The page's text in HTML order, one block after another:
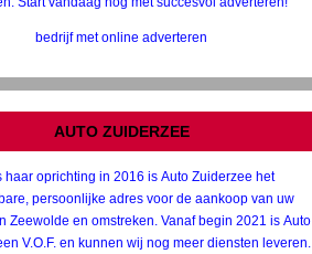
bedrijf met online adverteren
AUTO ZUIDERZEE
haar oprichting in 2016 is Auto Zuiderzee het
persoonlijke adres voor de aankoop van uw
Zeewolde en omstreken. Vanaf begin 2021 is Auto
V.O.F. en kunnen wij nog meer diensten leveren.